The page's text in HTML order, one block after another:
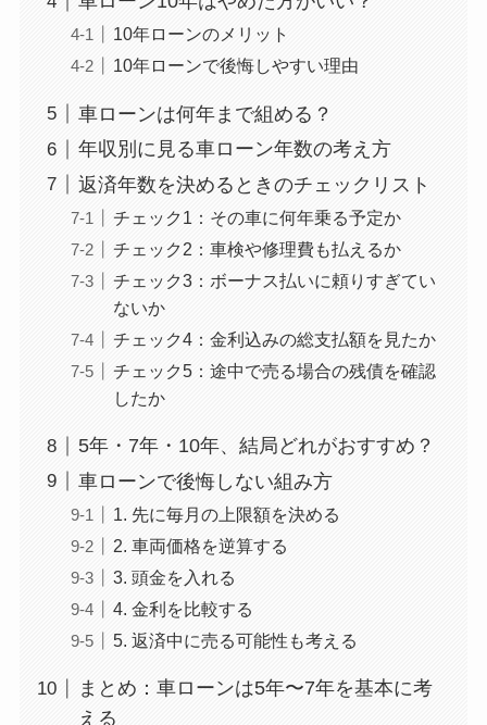
10年ローンのメリット
10年ローンで後悔しやすい理由
車ローンは何年まで組める？
年収別に見る車ローン年数の考え方
返済年数を決めるときのチェックリスト
チェック1：その車に何年乗る予定か
チェック2：車検や修理費も払えるか
チェック3：ボーナス払いに頼りすぎてい
ないか
チェック4：金利込みの総支払額を見たか
チェック5：途中で売る場合の残債を確認
したか
5年・7年・10年、結局どれがおすすめ？
車ローンで後悔しない組み方
1. 先に毎月の上限額を決める
2. 車両価格を逆算する
3. 頭金を入れる
4. 金利を比較する
5. 返済中に売る可能性も考える
まとめ：車ローンは5年〜7年を基本に考
える